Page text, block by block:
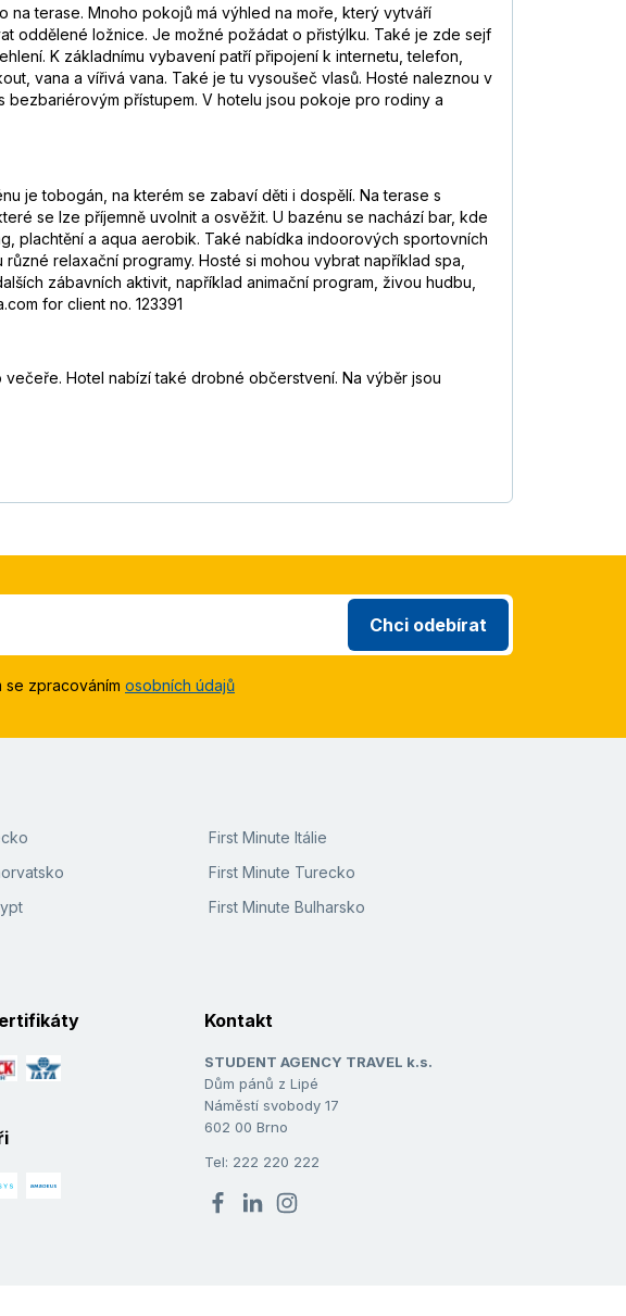
na terase. Mnoho pokojů má výhled na moře, který vytváří
oddělené ložnice. Je možné požádat o přistýlku. Také je zde sejf
K základnímu vybavení patří připojení k internetu, telefon,
vana a vířivá vana. Také je tu vysoušeč vlasů. Hosté naleznou v
přístupem. V hotelu jsou pokoje pro rodiny a
je tobogán, na kterém se zabaví děti i dospělí. Na terase s
se lze příjemně uvolnit a osvěžit. U bazénu se nachází bar, kde
plachtění a aqua aerobik. Také nabídka indoorových sportovních
relaxační programy. Hosté si mohou vybrat například spa,
zábavních aktivit, například animační program, živou hudbu,
for client no. 123391
Hotel nabízí také drobné občerstvení. Na výběr jsou
Chci odebírat
se zpracováním osobních údajů
First Minute Itálie
First Minute Turecko
First Minute Bulharsko
Kontakt
STUDENT AGENCY TRAVEL k.s.
Dům pánů z Lipé
Náměstí svobody 17
602 00 Brno
Tel: 222 220 222